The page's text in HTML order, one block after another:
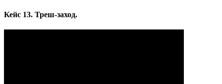
Кейс 13. Треш‑заход.